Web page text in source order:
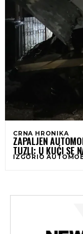
CRNA HRONIKA
ZAPALJEN
TUZLI: U KUĆI SE
DJEVOJČICE
IZGORIO